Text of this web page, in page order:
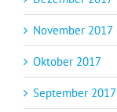
November 2017
Oktober 2017
September 2017